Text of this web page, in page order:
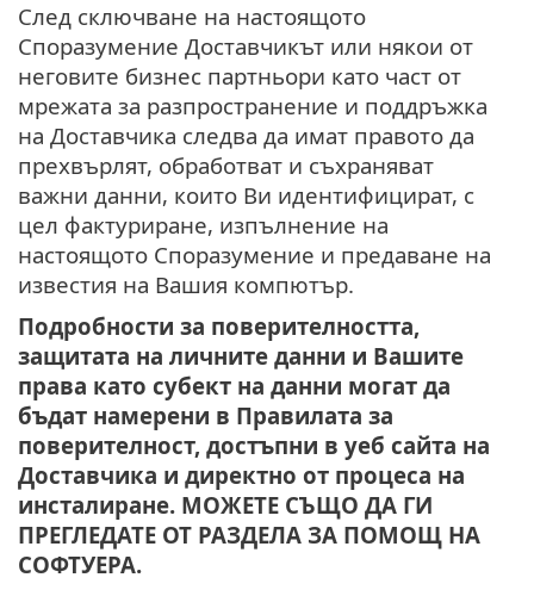
След сключване на настоящото
Споразумение Доставчикът или някои от
неговите бизнес партньори като част от
мрежата за разпространение и поддръжка
на Доставчика следва да имат правото да
прехвърлят, обработват и съхраняват
важни данни, които Ви идентифицират, с
цел фактуриране, изпълнение на
настоящото Споразумение и предаване на
известия на Вашия компютър.
Подробности за поверителността,
защитата на личните данни и Вашите
права като субект на данни могат да
бъдат намерени в Правилата за
поверителност, достъпни в уеб сайта на
Доставчика и директно от процеса на
инсталиране. МОЖЕТЕ СЪЩО ДА ГИ
ПРЕГЛЕДАТЕ ОТ РАЗДЕЛА ЗА ПОМОЩ НА
СОФТУЕРА.